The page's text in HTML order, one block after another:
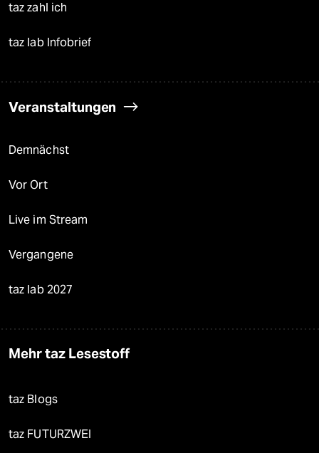
taz zahl ich
taz lab Infobrief
Veranstaltungen
Demnächst
Vor Ort
Live im Stream
Vergangene
taz lab 2027
Mehr taz Lesestoff
taz Blogs
taz FUTURZWEI